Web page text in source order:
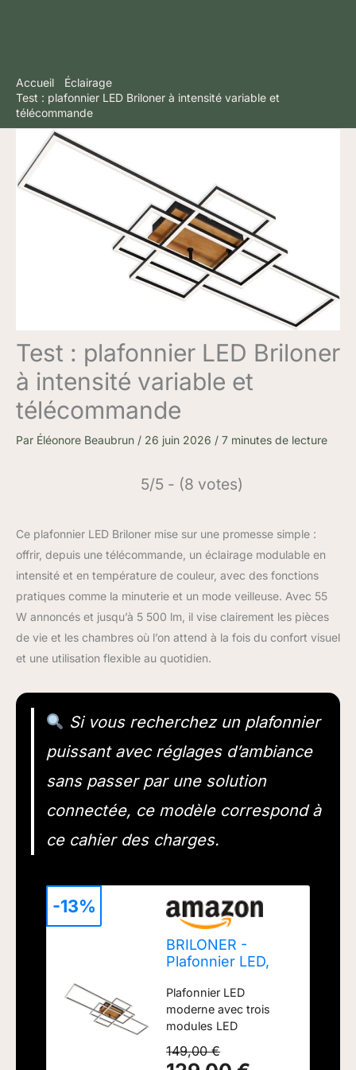
Accueil
Éclairage
Test : plafonnier LED Briloner à intensité variable et
télécommande
Test : plafonnier LED Briloner
à intensité variable et
télécommande
Par Éléonore Beaubrun / 26 juin 2026 / 7 minutes de lecture
5/5 - (8 votes)
Ce plafonnier LED Briloner mise sur une promesse simple :
offrir, depuis une télécommande, un éclairage modulable en
intensité et en température de couleur, avec des fonctions
pratiques comme la minuterie et un mode veilleuse. Avec 55
W annoncés et jusqu’à 5 500 lm, il vise clairement les pièces
de vie et les chambres où l’on attend à la fois du confort visuel
et une utilisation flexible au quotidien.
Si vous recherchez un plafonnier
puissant avec réglages d’ambiance
sans passer par une solution
connectée, ce modèle correspond à
ce cahier des charges.
BRILONER -
Plafonnier LED,
intensité variable,
télécommande
incluse, contrôle
de la température
de couleur,
Plafonnier LED
moderne avec trois
modules LED
en métal-plastique -
149,00 €
-13%